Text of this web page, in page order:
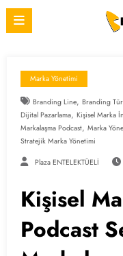
İçeriğe
Marka Yönetimi
Branding Line, Branding
Dijital Pazarlama, Kişisel Marka
Markalaşma Podcast, Marka
Stratejik Marka Yönetimi
Plaza ENTELEKTÜELİ
Kişisel
Podcast